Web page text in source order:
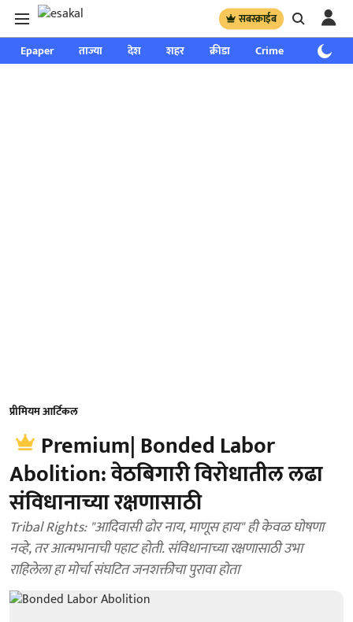
सबस्क्राईब
Epaper ताज्या देश शहर क्रीडा Crime साप्ताहिक
प्रीमियम आर्टिकल
Premium| Bonded Labor
Abolition: वेठबिगारी विरोधातील लढा
संविधानाच्या रक्षणासाठी
Tribal Rights: "आदिवासी ढोर नाय, माणूस हाय" ही केवळ घोषणा
नव्हे, तर आत्मभानाची पहाट होती. संविधानाच्या रक्षणासाठी उभा
राहिलेला हा मोर्चा संघटित जनशक्तीचा पुरावा होता